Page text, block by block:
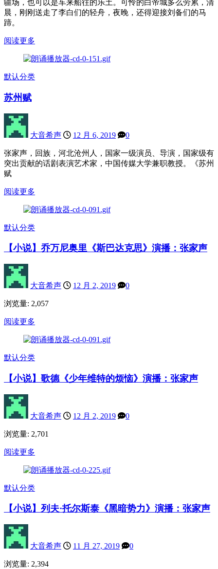
疆场，也可以是车来船往的乐土。可怜的白帝城多么劳累，清
晨，刚刚送走了李白们的轻舟，夜晚，还得迎接刘备们的马
蹄。
阅读更多
默认分类
苏州赋
大音希声 12 月 6, 2019 0
张家声，回族，河北沧州人，国家一级演员、导演，国家级有
突出贡献的话剧表演艺术家，中国传媒大学兼职教授。《苏州
赋
阅读更多
默认分类
【小说】乔万尼奥里《斯巴达克思》演播：张家声
大音希声 12 月 2, 2019 0
浏览量: 2,057
阅读更多
默认分类
【小说】歌德《少年维特的烦恼》演播：张家声
大音希声 12 月 2, 2019 0
浏览量: 2,701
阅读更多
默认分类
【小说】列夫·托尔斯泰《黑暗势力》演播：张家声
大音希声 11 月 27, 2019 0
浏览量: 2,394